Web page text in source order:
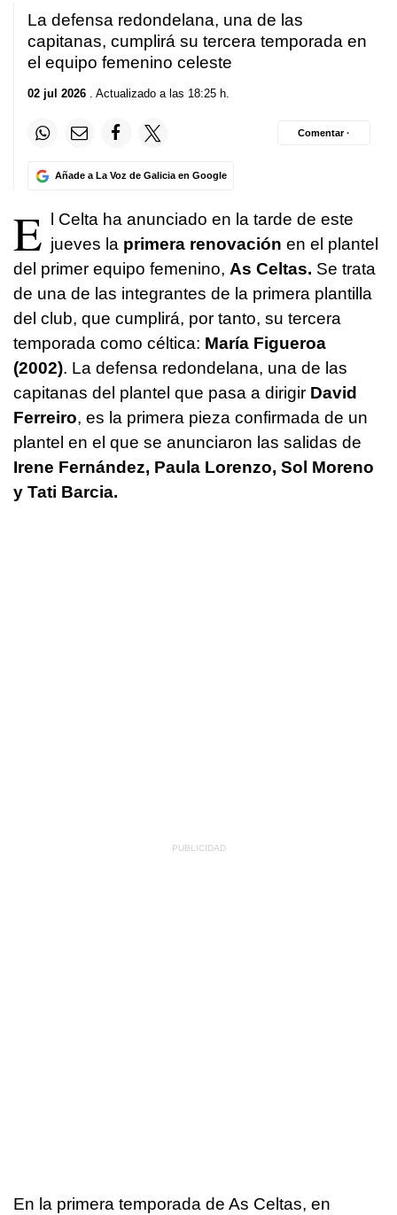
La defensa redondelana, una de las
capitanas, cumplirá su tercera temporada en
el equipo femenino celeste
02 jul 2026 . Actualizado a las 18:25 h.
Añade a La Voz de Galicia en Google
Comentar ·
E
l Celta ha anunciado en la tarde de este
jueves la primera renovación en el plantel
del primer equipo femenino, As Celtas. Se trata
de una de las integrantes de la primera plantilla
del club, que cumplirá, por tanto, su tercera
temporada como céltica: María Figueroa
(2002). La defensa redondelana, una de las
capitanas del plantel que pasa a dirigir David
Ferreiro, es la primera pieza confirmada de un
plantel en el que se anunciaron las salidas de
Irene Fernández, Paula Lorenzo, Sol Moreno
y Tati Barcia.
En la primera temporada de As Celtas, en